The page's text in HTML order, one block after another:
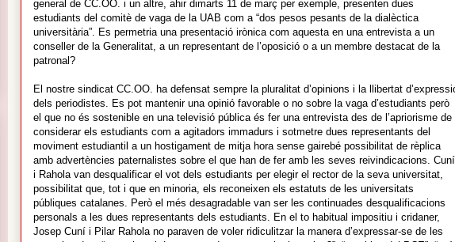
general de CC.OO. i un altre, ahir dimarts 11 de març per exemple, presenten dues
estudiants del comitè de vaga de la UAB com a “dos pesos pesants de la dialèctica
universitària”. Es permetria una presentació irònica com aquesta en una entrevista a un
conseller de la Generalitat, a un representant de l’oposició o a un membre destacat de la
patronal?
El nostre sindicat CC.OO. ha defensat sempre la pluralitat d’opinions i la llibertat
dels periodistes. Es pot mantenir una opinió favorable o no sobre la vaga d’estudiants però
el que no és sostenible en una televisió pública és fer una entrevista des de l’apriorisme de
considerar els estudiants com a agitadors immadurs i sotmetre dues representants del
moviment estudiantil a un hostigament de mitja hora sense gairebé possibilitat de rèplica
amb advertències paternalistes sobre el que han de fer amb les seves reivindicacions. Cuní
i Rahola van desqualificar el vot dels estudiants per elegir el rector de la seva universitat,
possibilitat que, tot i que en minoria, els reconeixen els estatuts de les universitats
públiques catalanes. Però el més desagradable van ser les continuades desqualificacions
personals a les dues representants dels estudiants. En el to habitual impositiu i cridaner,
Josep Cuní i Pilar Rahola no paraven de voler ridiculitzar la manera d’expressar-se de les